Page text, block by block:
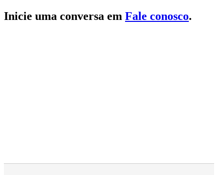
Inicie uma conversa em Fale conosco.